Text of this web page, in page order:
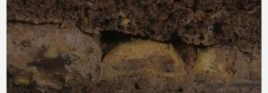
す。 大井川で一回休みになるのが有名なのですが、桑名で蛤を食べ
過ぎてしまうからというのが理由で、ユーモアセンスの高い面白い
絵双六という訳です。 元々マイナーであることと道中双六そのもの
（というか絵双六そのもの？）が昔の遊びというイメージでしかな
いため童謡にも関わらずこの歌も埋もれてしまい、もはや日の目に
でることはないでしょう。 音楽は好きなのですが、時代の流れには
逆らえないということでしょうか。